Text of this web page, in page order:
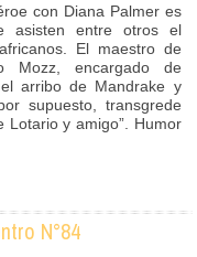
con Diana Palmer es
asisten entre otros el
El maestro de
Mozz, encargado de
arribo de Mandrake y
supuesto, transgrede
y amigo”. Humor
N°84